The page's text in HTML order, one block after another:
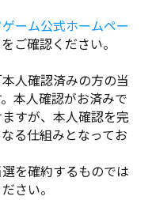
ーム公式ホームペー
をご確認ください。
人確認済みの方の当
本人確認がお済みで
すが、本人確認を完
る仕組みとなってお
を確約するものでは
さい。